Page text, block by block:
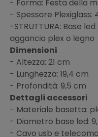
- Forma: Festa della
- Spessore Plexiglass:
-STRUTTURA: Base
aggancio plex o legno
Dimensioni
- Altezza: 21 cm
- Lunghezza: 19,4 cm
- Profondità: 9,5 cm
Dettagli accessori
- Materiale basetta:
- Diametro base led:
- Cavo usb e